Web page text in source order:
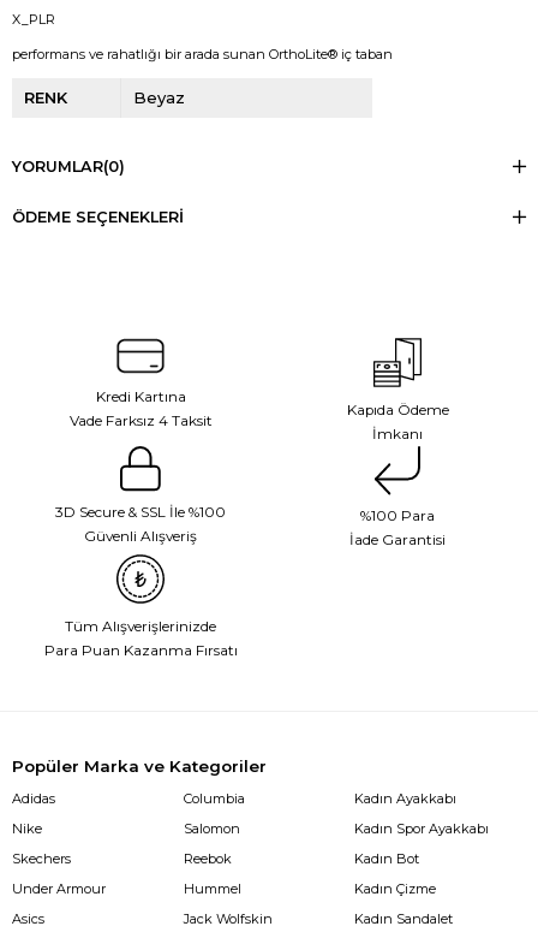
X_PLR
performans ve rahatlığı bir arada sunan OrthoLite® iç taban
RENK Beyaz
YORUMLAR(0)
ÖDEME SEÇENEKLERI
Kredi Kartına
Vade Farksız 4 Taksit
Kapıda Ödeme
İmkanı
3D Secure & SSL İle %100
Güvenli Alışveriş
%100 Para
İade Garantisi
Tüm Alışverişlerinizde
Para Puan Kazanma Fırsatı
Popüler Marka ve Kategoriler
Adidas
Nike
Skechers
Under Armour
Asics
Columbia
Salomon
Reebok
Hummel
Jack Wolfskin
Kadın Ayakkabı
Kadın Spor Ayakkabı
Kadın Bot
Kadın Çizme
Kadın Sandalet